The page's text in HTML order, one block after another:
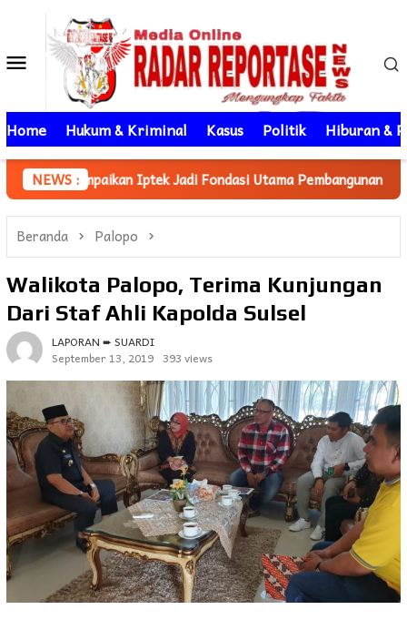
kontenMenu
Mobile
Home Hukum & Kriminal Kasus Politik Hiburan &
NEWS :Iptek Jadi Fondasi Utama Pembangunan
Beranda Palopo
Walikota Palopo, Terima Kunjungan
Dari Staf Ahli Kapolda Sulsel
LAPORAN ➨ SUARDI
September 13, 2019 393 views